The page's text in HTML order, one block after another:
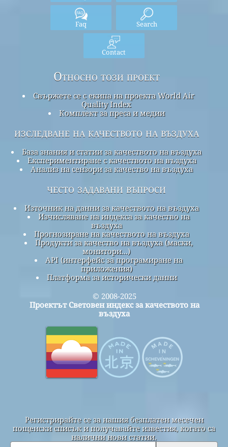
Faq Search
Contact
Относно този проект
Свържете се с екипа на проекта World Air
Quality Index
Комплект за преса и медии
изследване на качеството на въздуха
База знания и статии за качеството на въздуха
Експериментиране с качеството на въздуха
Анализ на сензори за качество на въздуха
често задавани въпроси
Източник на данни за качеството на въздуха
Изчисляване на индекса за качество на
въздуха
Прогнозиране на качеството на въздуха
Продукти за качество на въздуха (маски,
монитори...)
API (интерфейс за програмиране на
приложения)
Платформа за исторически данни
© 2008-2025
Проектът Световен индекс за качеството на
въздуха
Регистрирайте се за нашия безплатен месечен
пощенски списък и получавайте известия, когато са
налични нови статии.